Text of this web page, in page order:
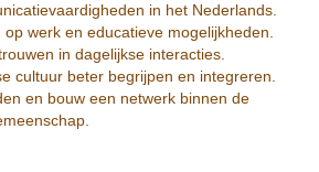
in het Nederlands.
werk en educatieve mogelijkheden.
in dagelijkse interacties.
cultuur beter begrijpen en integreren.
en bouw een netwerk binnen de